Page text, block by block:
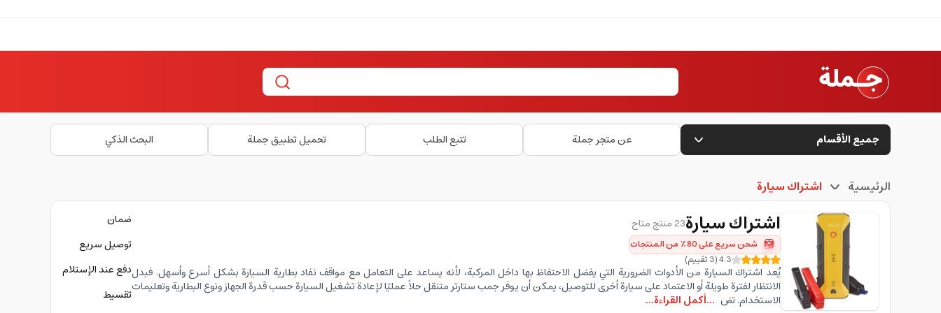
جميع الأقسام عن متجر جملة تتبع الطلب تحميل تطبيق جملة البحث الذكي
الرئيسية اشتراك سيارة
اشتراك سيارة23 منتج متاح
شحن سريع على 80٪ من المنتجات
4.3
(
3تقييم)
يُعد اشتراك السيارة من الأدوات الضرورية التي يفضل الاحتفاظ بها داخل المركبة، لأنه يساعد على التعامل مع مواقف نفاد بطارية السيارة بشكل أسرع وأسهل. فبدل
الانتظار لفترة طويلة أو الاعتماد على سيارة أخرى للتوصيل، يمكن أن يوفر جمب ستارتر متنقل حلاً عمليًا لإعادة تشغيل السيارة حسب قدرة الجهاز ونوع البطارية وتعليمات
الاستخدام. تض ...أكمل القراءة...
ضمان
توصيل سريع
دفع عند الإستلام
تقسيط